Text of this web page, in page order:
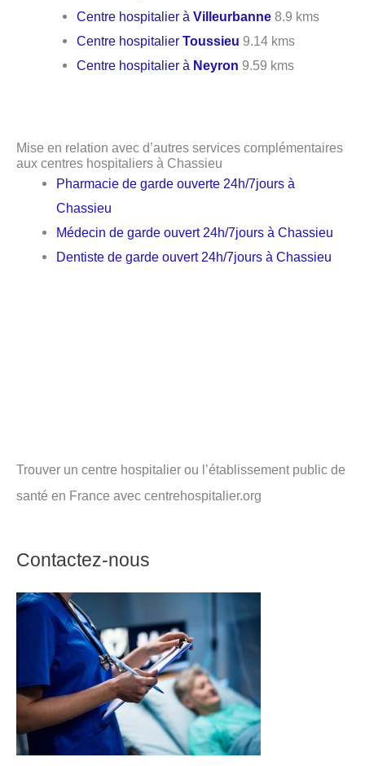
Centre hospitalier àVilleurbanne 8.9 kms
Centre hospitalierToussieu 9.14 kms
Centre hospitalier à Neyron 9.59 kms
Mise en relation avec d’autres services complémentaires
aux centres hospitaliers à Chassieu
Pharmacie de garde ouverte 24h/7jours à
Chassieu
Médecin de garde ouvert 24h/7jours à Chassieu
Dentiste de garde ouvert 24h/7jours à Chassieu
Trouver un centre hospitalier ou l’établissement public de
santé en France avec centrehospitalier.org
Contactez-nous